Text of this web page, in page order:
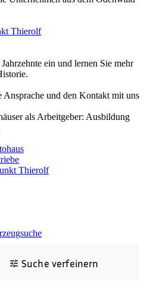
Thierolf
ein und lernen Sie mehr
Ansprache und den Kontakt mit uns
als Arbeitgeber: Ausbildung
Thierolf
Suche verfeinern